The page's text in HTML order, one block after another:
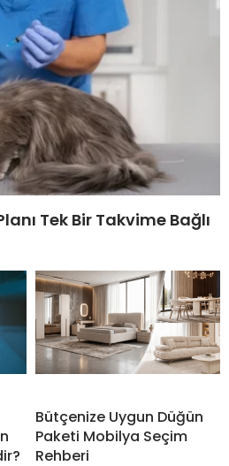
Tek Bir Takvime Bağlı
Bütçenize Uygun Düğün
Paketi Mobilya Seçim
Rehberi